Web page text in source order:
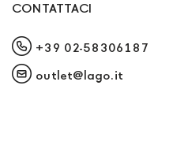
CONTATTACI
+39 02-58306187
outlet@lago.it